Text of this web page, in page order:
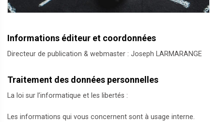
Informations éditeur et coordonnées
Directeur de publication & webmaster : Joseph LARMARANGE
Traitement des données personnelles
La loi sur l’informatique et les libertés :
Les informations qui vous concernent sont à usage interne.